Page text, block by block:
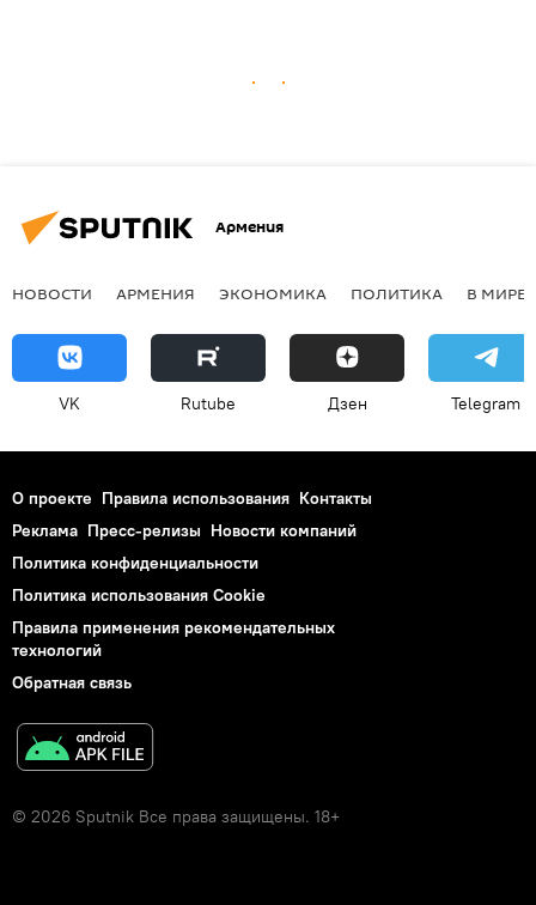
Армения
НОВОСТИ АРМЕНИЯ ЭКОНОМИКА ПОЛИТИКА В МИРЕ
VK Rutube Дзен Telegram
О проекте Правила использования Контакты
Реклама Пресс-релизы Новости компаний
Политика конфиденциальности
Политика использования Cookie
Правила применения рекомендательных
технологий
Обратная связь
© 2026 Sputnik Все права защищены. 18+